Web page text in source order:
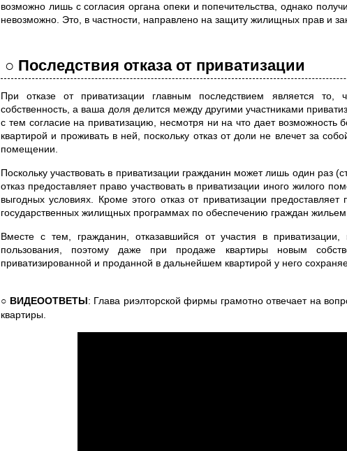
возможно лишь с согласия органа опеки и попечительства, однако
невозможно. Это, в частности, направлено на защиту жилищных прав и
○ Последствия отказа от приватизации
При отказе от приватизации главным последствием является то,
собственность, а ваша доля делится между другими участниками
с тем согласие на приватизацию, несмотря ни на что дает возможность
квартирой и проживать в ней, поскольку отказ от доли не влечет за
помещении.
Поскольку участвовать в приватизации гражданин может лишь один раз
отказ предоставляет право участвовать в приватизации иного жилого
выгодных условиях. Кроме этого отказ от приватизации
государственных жилищных программах по обеспечению граждан
Вместе с тем, гражданин, отказавшийся от участия в приватизации,
пользования, поэтому даже при продаже квартиры новым
приватизированной и проданной в дальнейшем квартирой у него
○ ВИДЕООТВЕТЫ: Глава риэлторской фирмы грамотно отвечает на
квартиры.